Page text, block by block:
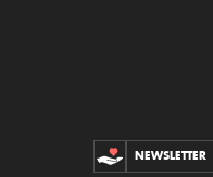
CONTRIBUCIONES
NEWSLETTER